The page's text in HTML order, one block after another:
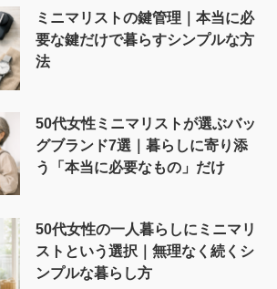
ミニマリストの鍵管理｜本当に必
要な鍵だけで暮らすシンプルな方
法
50代女性ミニマリストが選ぶバッ
グブランド7選｜暮らしに寄り添
う「本当に必要なもの」だけ
50代女性の一人暮らしにミニマリ
ストという選択｜無理なく続くシ
ンプルな暮らし方